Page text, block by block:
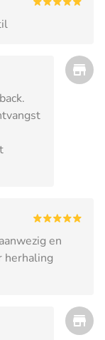
en
herhaling